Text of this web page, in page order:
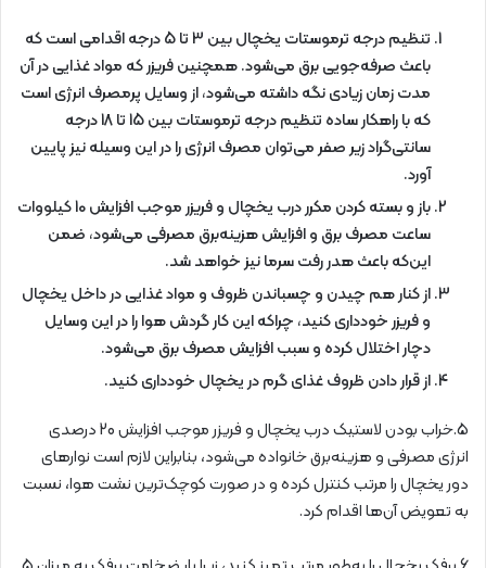
تنظیم درجه ترموستات یخچال بین 3 تا 5 درجه اقدامی است که
باعث صرفه‌جویی برق می‌شود. همچنین فریزر که مواد غذایی در آن
مدت زمان زیادی نگه داشته می‌شود، از وسایل پرمصرف انرژی است
که با راهکار ساده تنظیم درجه ترموستات بین 15 تا 18 درجه
سانتی‌گراد زیر صفر می‌توان مصرف انرژی را در این وسیله نیز پایین
آورد.
باز و بسته کردن مکرر درب یخچال و فریزر موجب افزایش 10 کیلووات
ساعت مصرف برق و افزایش هزینه‌برق مصرفی می‌شود، ضمن
این‌که باعث هدر رفت سرما نیز خواهد شد.
از کنار هم چیدن و چسباندن ظروف و مواد غذایی در داخل یخچال
و فریزر خودداری کنید، چراکه این کار گردش هوا را در این وسایل
دچار اختلال کرده و سبب افزایش مصرف برق می‌شود.
از قرار دادن ظروف غذای گرم در یخچال خودداری کنید.
5.خراب بودن لاستیک درب یخچال و فریزر موجب افزایش 20 درصدی
انرژی مصرفی و هزینه‌برق خانواده می‌شود، بنابراین لازم است نوارهای
دور یخچال را مرتب کنترل کرده و در صورت کوچک‌ترین نشت هوا، نسبت
به تعویض آن‌ها اقدام کرد.